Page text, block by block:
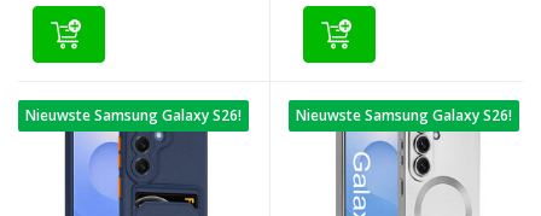
Nieuwste Samsung Galaxy S26! Nieuwste Samsung Galaxy S26!